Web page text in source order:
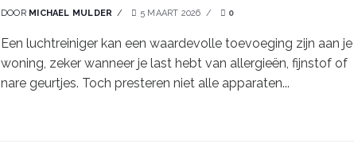
DOOR MICHAEL MULDER 5 MAART 2026 0
Een luchtreiniger kan een waardevolle toevoeging zijn aan je
woning, zeker wanneer je last hebt van allergieën, fijnstof of
nare geurtjes. Toch presteren niet alle apparaten...